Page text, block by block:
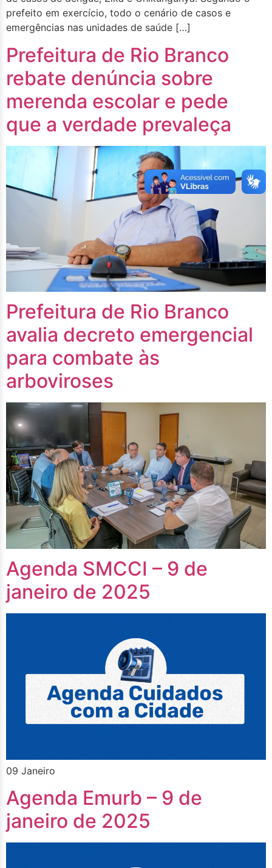
prefeito em exercício, todo o cenário de casos e
emergências nas unidades de saúde […]
Prefeitura de Rio Branco
rebate denúncia sobre
merenda escolar e pede
que a verdade prevaleça
Prefeitura de Rio Branco
avalia decreto emergencial
para combate às
arboviroses
Agenda SMCCI – 9 de
janeiro de 2025
09 Janeiro
Agenda Emurb – 9 de
janeiro de 2025